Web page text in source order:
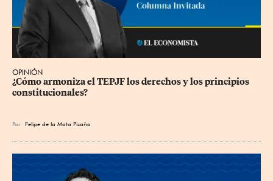
OPINIÓN
¿Cómo armoniza el TEPJF los derechos y los principios
constitucionales?
Por Felipe de la Mata Pizaña